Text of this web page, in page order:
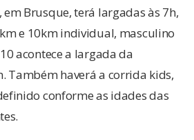
em Brusque, terá largadas às 7h,
e 10km individual, masculino
acontece a largada da
Também haverá a corrida kids,
conforme as idades das